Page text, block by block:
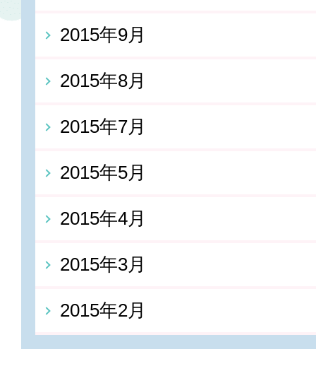
2015年9月
2015年8月
2015年7月
2015年5月
2015年4月
2015年3月
2015年2月